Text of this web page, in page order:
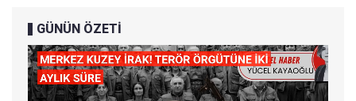
GÜNÜN ÖZETİ